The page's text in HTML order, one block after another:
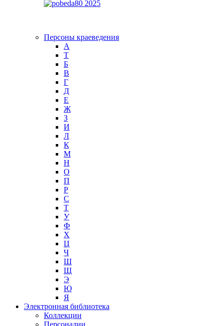
Персоны краеведения
А
T
Б
В
Г
Д
Е
Ж
З
И
Л
К
М
Н
О
П
Р
С
Т
У
Ф
Х
Ц
Ч
Ш
Щ
Э
Ю
Я
Электронная библиотека
Коллекции
Персоналии